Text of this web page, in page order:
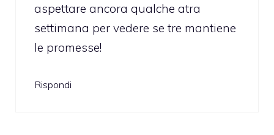
aspettare ancora qualche atra
settimana per vedere se tre mantiene
le promesse!
Rispondi